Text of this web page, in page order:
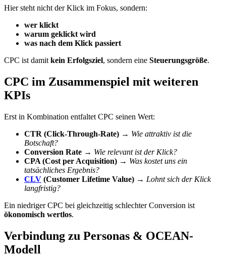
Hier steht nicht der Klick im Fokus, sondern:
wer klickt
warum geklickt wird
was nach dem Klick passiert
CPC ist damit kein Erfolgsziel, sondern eine Steuerungsgröße.
CPC im Zusammenspiel mit weiteren
KPIs
Erst in Kombination entfaltet CPC seinen Wert:
CTR (Click-Through-Rate) → Wie attraktiv ist die
Botschaft?
Conversion Rate → Wie relevant ist der Klick?
CPA (Cost per Acquisition) → Was kostet uns ein
tatsächliches Ergebnis?
CLV (Customer Lifetime Value) → Lohnt sich der Klick
langfristig?
Ein niedriger CPC bei gleichzeitig schlechter Conversion ist
ökonomisch wertlos.
Verbindung zu Personas & OCEAN-
Modell